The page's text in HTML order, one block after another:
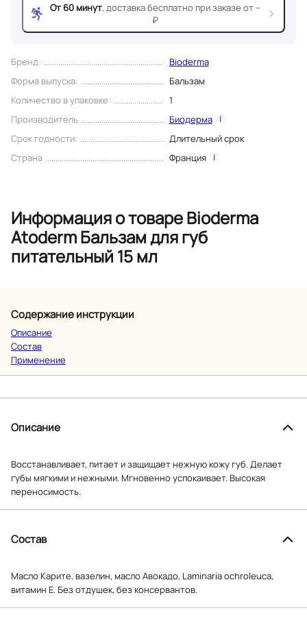
Бренд:
Bioderma
Форма выпуска:
Бальзам
Количество в упаковке:
1
Производитель
Биодерма i
Срок годности:
Длительный срок
Страна
Франция i
От 60 минут, доставкабесплатно при заказе от --
₽
Информация о товаре Bioderma
Atoderm Бальзам для губ
питательный 15 мл
Содержание инструкции
Описание
Состав
Применение
Описание
Восстанавливает, питает и защищает нежную кожу губ. Делает
губы мягкими и нежными. Мгновенно успокаивает. Высокая
переносимость.
Состав
Масло Карите, вазелин, масло Авокадо, Laminaria ochroleuca,
витамин Е. Без отдушек, без консервантов.